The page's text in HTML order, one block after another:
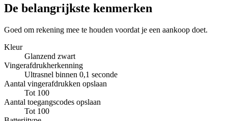
De belangrijkste kenmerken
Goed om rekening mee te houden voordat je een aankoop doet.
Kleur
Glanzend zwart
Vingerafdrukherkenning
Ultrasnel binnen 0,1 seconde
Aantal vingerafdrukken opslaan
Tot 100
Aantal toegangscodes opslaan
Tot 100